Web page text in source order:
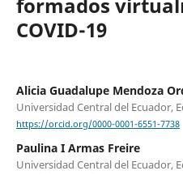
COVID-19
Alicia Guadalupe Mendoza
Universidad Central del Ecuador,
https://orcid.org/0000-0001-6551-7738
Paulina I Armas Freire
Universidad Central del Ecuador,